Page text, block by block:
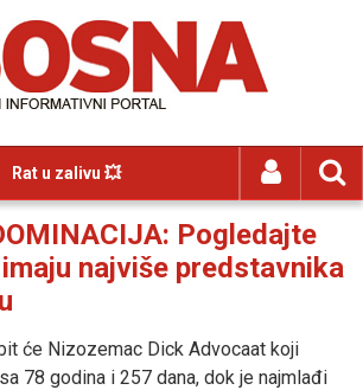
Rat u zalivu 💥
Pogledajte
najviše predstavnika
će Nizozemac Dick Advocaat koji
78 godina i 257 dana, dok je najmlađi